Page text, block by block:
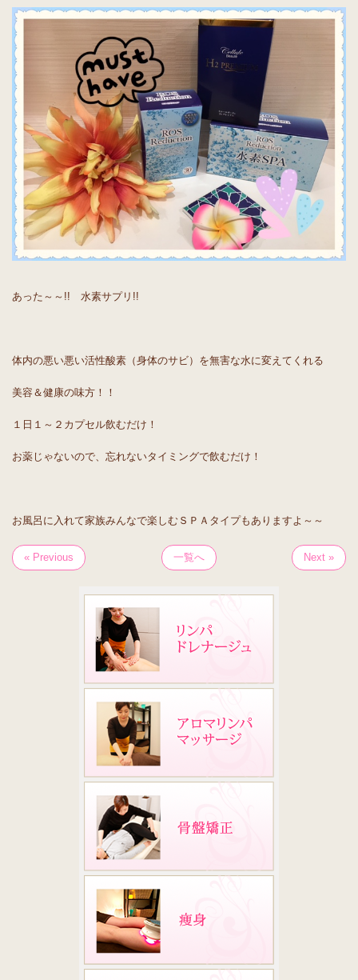
あった～～!! 水素サプリ!!
体内の悪い悪い活性酸素（身体のサビ）を無害な水に変えてくれる
美容＆健康の味方！！
１日１～２カプセル飲むだけ！
お薬じゃないので、忘れないタイミングで飲むだけ！
お風呂に入れて家族みんなで楽しむＳＰＡタイプもありますよ～～
« Previous 一覧へ Next »